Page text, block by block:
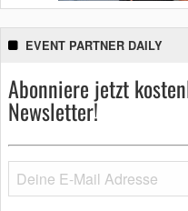
EVENT PARTNER DAILY
Abonniere jetzt
Newsletter!